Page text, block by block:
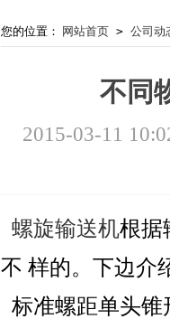
您的位置： 网站首页 > 公司动
不同
2015-03-11
螺旋输送机根据
不 样的。下边介
标准螺距单头